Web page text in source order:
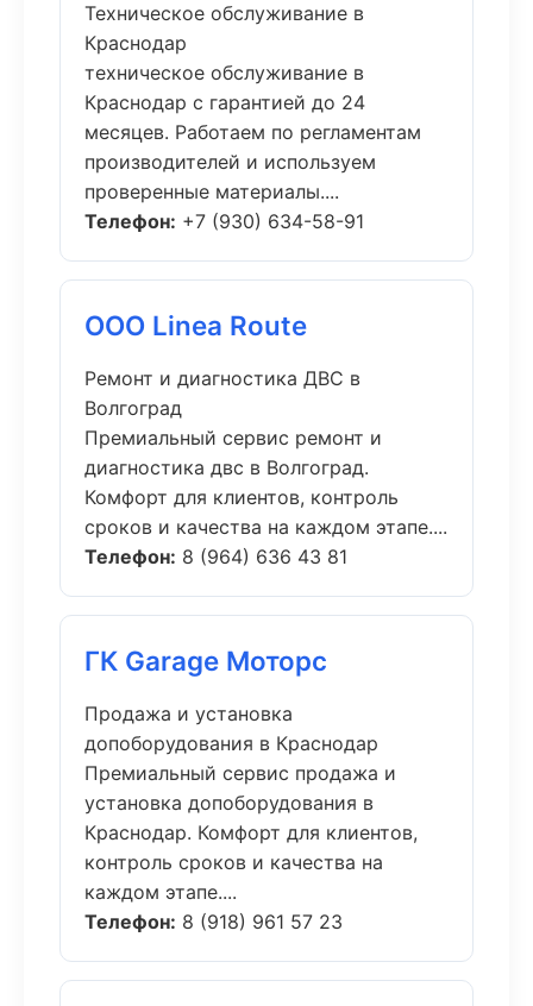
Техническое обслуживание в
Краснодар
техническое обслуживание в
Краснодар с гарантией до 24
месяцев. Работаем по регламентам
производителей и используем
проверенные материалы....
Телефон: +7 (930) 634-58-91
ООО Linea Route
Ремонт и диагностика ДВС в
Волгоград
Премиальный сервис ремонт и
диагностика двс в Волгоград.
Комфорт для клиентов, контроль
сроков и качества на каждом этапе....
Телефон: 8 (964) 636 43 81
ГК Garage Моторс
Продажа и установка
допоборудования в Краснодар
Премиальный сервис продажа и
установка допоборудования в
Краснодар. Комфорт для клиентов,
контроль сроков и качества на
каждом этапе....
Телефон: 8 (918) 961 57 23